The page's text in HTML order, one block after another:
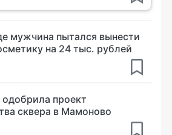
мужчина пытался вынести
на 24 тыс. рублей
одобрила проект
сквера в Мамоново